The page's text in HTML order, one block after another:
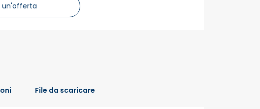
un'offerta
File da scaricare